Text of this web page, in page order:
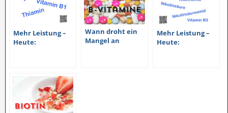
Mehr Leistung –
Heute:
Wann droht ein
Mangel an
Mehr Leistung –
Heute: